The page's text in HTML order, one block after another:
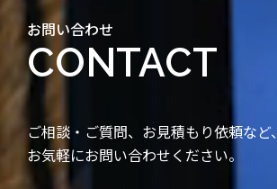
お問い合わせ
CONTACT
ご相談・ご質問、お見積もり依頼など、
お気軽にお問い合わせください。